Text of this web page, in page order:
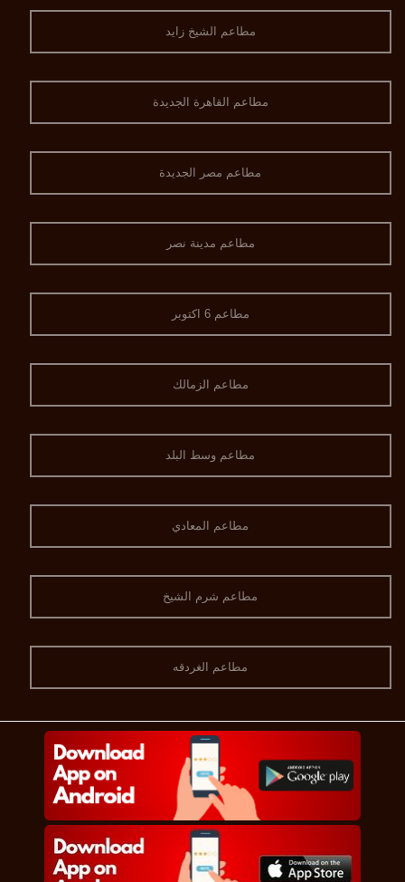
مطاعم الشيخ زايد
مطاعم القاهرة الجديدة
مطاعم مصر الجديدة
مطاعم مدينة نصر
مطاعم 6 اكتوبر
مطاعم الزمالك
مطاعم وسط البلد
مطاعم المعادي
مطاعم شرم الشيخ
مطاعم الغردقه